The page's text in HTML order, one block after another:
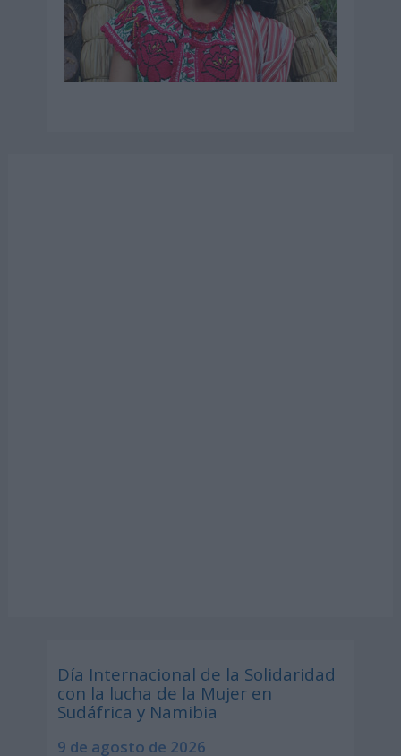
Día Internacional de la Solidaridad
con la lucha de la Mujer en
Sudáfrica y Namibia
9 de agosto de 2026